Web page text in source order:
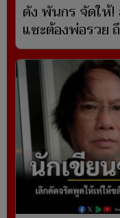
ดัง พันกร จัดให้
แซะต้องพ่อรวย